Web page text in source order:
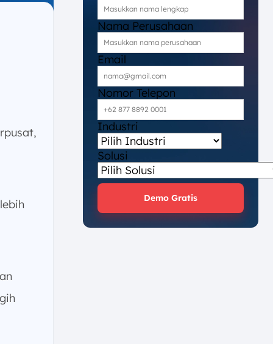
Nama Perusahaan
Email
Nomor Telepon
Industri
Solusi
Demo Gratis